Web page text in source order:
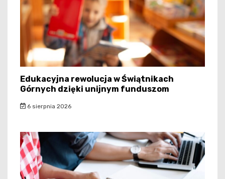
Edukacyjna rewolucja w Świątnikach
Górnych dzięki unijnym funduszom
6 sierpnia 2026